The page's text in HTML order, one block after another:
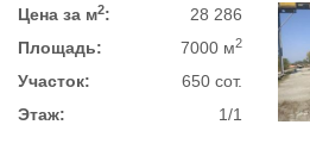
Цена за м2:
28 286
Площадь:
7000 м2
Участок:
650 сот.
Этаж:
1/1